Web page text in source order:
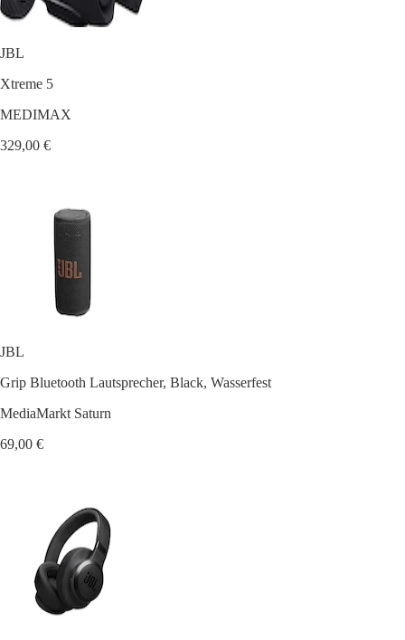
JBL
Xtreme 5
MEDIMAX
329,00 €
JBL
Grip Bluetooth Lautsprecher, Black, Wasserfest
MediaMarkt Saturn
69,00 €